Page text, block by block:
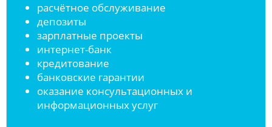
расчётное обслуживание
депозиты
зарплатные проекты
интернет-банк
кредитование
банковские гарантии
оказание консультационных и
информационных услуг